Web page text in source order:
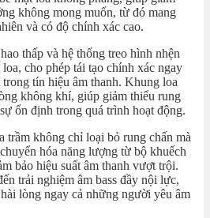
không mong muốn, từ đó mang
và có độ chính xác cao.
thấp và hệ thống treo hình nhện
cho phép tái tạo chính xác ngay
tín hiệu âm thanh. Khung loa
không khí, giúp giảm thiểu rung
ổn định trong quá trình hoạt động.
trầm không chỉ loại bỏ rung chấn mà
hóa năng lượng từ bộ khuếch
bảo hiệu suất âm thanh vượt trội.
trải nghiệm âm bass đầy nội lực,
lòng ngay cả những người yêu âm